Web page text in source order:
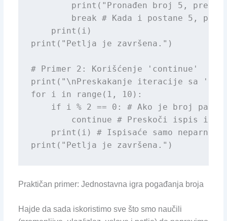
print("Pronađen broj 5,
break # Kada i postane 5,
    print(i)
print("Petlja je završena.")
# Primer 2: Korišćenje 'continue'
print("\nPreskakanje iteracije sa
for i in range(1, 10):
    if i % 2 == 0: # Ako je broj paran
continue # Preskoči ispis i
print(i) # Ispisaće samo neparne
print("Petlja je završena.")
Praktičan primer: Jednostavna igra pogađanja broja
Hajde da sada iskoristimo sve što smo naučili